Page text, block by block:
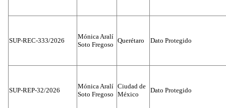
SUP-REC-333/2026
Mónica Aralí
Soto Fregoso
Querétaro Dato Protegido
SUP-REP-32/2026
Mónica Aralí
Soto Fregoso
Ciudad de
México
Dato Protegido